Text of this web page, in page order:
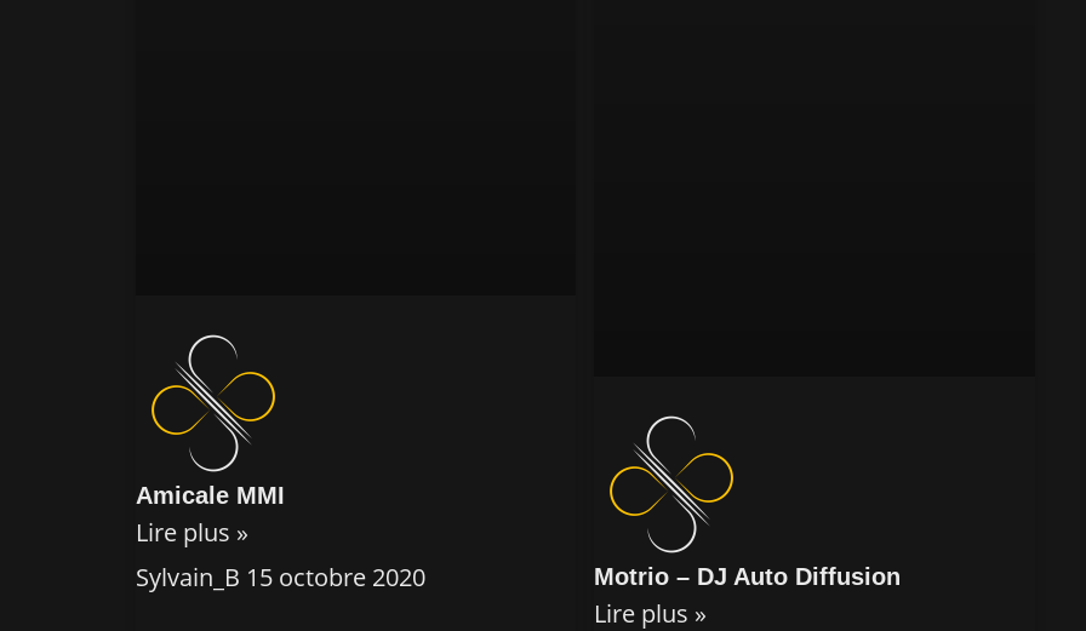
Amicale MMI
Lire plus »
Sylvain_B 15 octobre 2020 Motrio – DJ Auto Diffusion
Lire plus »